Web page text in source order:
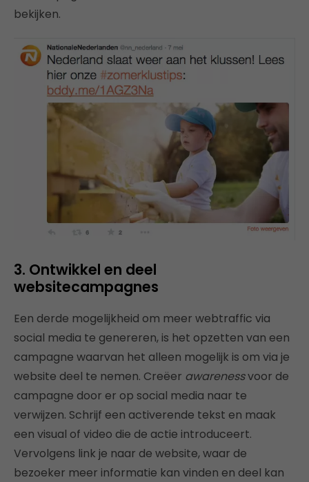
bekijken.
3. Ontwikkel en deel
websitecampagnes
Een derde mogelijkheid om meer webtraffic via
social media te genereren, is het opzetten van een
campagne waarvan het alleen mogelijk is om via je
website deel te nemen. Creëer awarenessvoor de
campagne door er op social media naar te
verwijzen. Schrijf een activerende tekst en maak
een visual of video die de actie introduceert.
Vervolgens link je naar de website, waar de
bezoeker meer informatie kan vinden en deel kan